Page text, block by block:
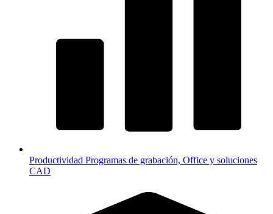
Productividad Programas de grabación, Office y soluciones
CAD